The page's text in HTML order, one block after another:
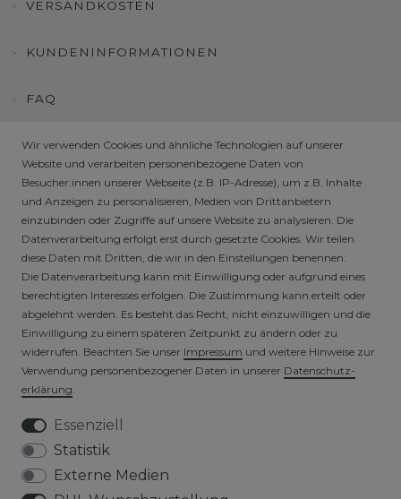
VERSANDKOSTEN
KUNDENINFORMATIONEN
FAQ
HÄNDLER / B2B SHOP
SICHERE ZAHLARTEN
VERSICHERTER VERSAND
Wir verwenden Cookies und ähnliche Technologien auf unserer
Website und verarbeiten personenbezogene Daten von
Besucher:innen unserer Webseite (z.B. IP-Adresse), um z.B. Inhalte
und Anzeigen zu personalisieren, Medien von Drittanbietern
einzubinden oder Zugriffe auf unsere Website zu analysieren. Die
Datenverarbeitung erfolgt erst durch gesetzte Cookies. Wir teilen
diese Daten mit Dritten, die wir in den Einstellungen benennen.
Die Datenverarbeitung kann mit Einwilligung oder aufgrund eines
berechtigten Interesses erfolgen. Die Zustimmung kann erteilt oder
abgelehnt werden. Es besteht das Recht, nicht einzuwilligen und die
Einwilligung zu einem späteren Zeitpunkt zu ändern oder zu
widerrufen. Beachten Sie unser Impressum und weitere Hinweise zur
Verwendung personenbezogener Daten in unserer Daten­schutz­
erklärung.
Essenziell
Statistik
Externe Medien